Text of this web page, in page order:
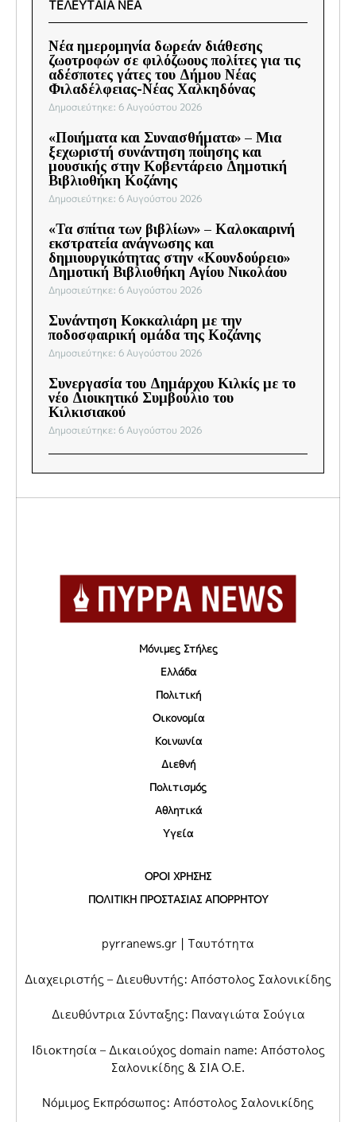
ΤΕΛΕΥΤΑΙΑ ΝΕΑ
Νέα ημερομηνία δωρεάν διάθεσης
ζωοτροφών σε φιλόζωους πολίτες για τις
αδέσποτες γάτες του Δήμου Νέας
Φιλαδέλφειας-Νέας Χαλκηδόνας
Δημοσιεύτηκε: 6 Αυγούστου 2026
«Ποιήματα και Συναισθήματα» – Μια
ξεχωριστή συνάντηση ποίησης και
μουσικής στην Κοβεντάρειο Δημοτική
Βιβλιοθήκη Κοζάνης
Δημοσιεύτηκε: 6 Αυγούστου 2026
«Τα σπίτια των βιβλίων» – Καλοκαιρινή
εκστρατεία ανάγνωσης και
δημιουργικότητας στην «Κουνδούρειο»
Δημοτική Βιβλιοθήκη Αγίου Νικολάου
Δημοσιεύτηκε: 6 Αυγούστου 2026
Συνάντηση Κοκκαλιάρη με την
ποδοσφαιρική ομάδα της Κοζάνης
Δημοσιεύτηκε: 6 Αυγούστου 2026
Συνεργασία του Δημάρχου Κιλκίς με το
νέο Διοικητικό Συμβούλιο του
Κιλκισιακού
Δημοσιεύτηκε: 6 Αυγούστου 2026
Μόνιμες Στήλες
Ελλάδα
Πολιτική
Οικονομία
Κοινωνία
Διεθνή
Πολιτισμός
Αθλητικά
Υγεία
ΟΡΟΙ ΧΡΗΣΗΣ
ΠΟΛΙΤΙΚΗ ΠΡΟΣΤΑΣΙΑΣ ΑΠΟΡΡΗΤΟΥ
pyrranews.gr | Ταυτότητα
Διαχειριστής – Διευθυντής: Απόστολος Σαλονικίδης
Διευθύντρια Σύνταξης: Παναγιώτα Σούγια
Ιδιοκτησία – Δικαιούχος domain name: Απόστολος
Σαλονικίδης & ΣΙΑ Ο.Ε.
Νόμιμος Εκπρόσωπος: Απόστολος Σαλονικίδης